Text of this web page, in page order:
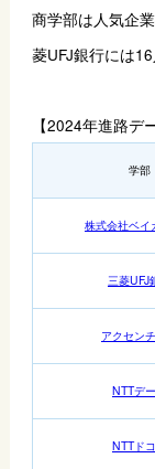
商学部は人気企
菱UFJ銀行には
【2024年進路デ
学部
株式会社ベイ
三菱UFJ
アクセン
NTTデ
NTTド